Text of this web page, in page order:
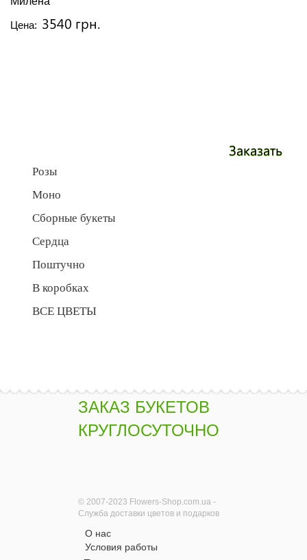
Цена: 3540 грн.
Заказать
Розы
Моно
Сборные букеты
Сердца
Поштучно
В коробках
ВСЕ ЦВЕТЫ
ЗАКАЗ БУКЕТОВ
КРУГЛОСУТОЧНО
© 2007-2023 Flowers-Shop.com.ua -
Служба доставки цветов и подарков
О нас
Условия работы